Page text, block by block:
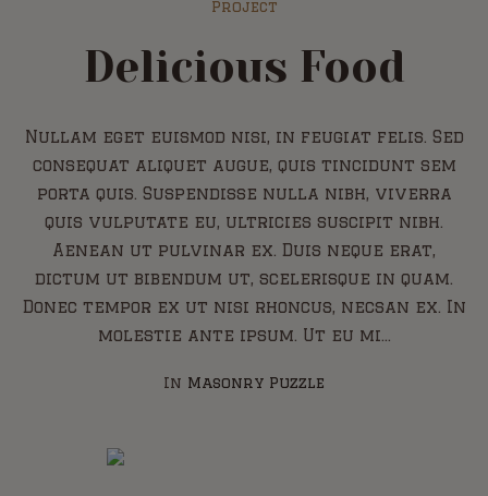
Project
Delicious Food
Nullam eget euismod nisi, in feugiat felis. Sed
consequat aliquet augue, quis tincidunt sem
porta quis. Suspendisse nulla nibh, viverra
quis vulputate eu, ultricies suscipit nibh.
Aenean ut pulvinar ex. Duis neque erat,
dictum ut bibendum ut, scelerisque in quam.
Donec tempor ex ut nisi rhoncus, necsan ex. In
molestie ante ipsum. Ut eu mi...
In Masonry Puzzle